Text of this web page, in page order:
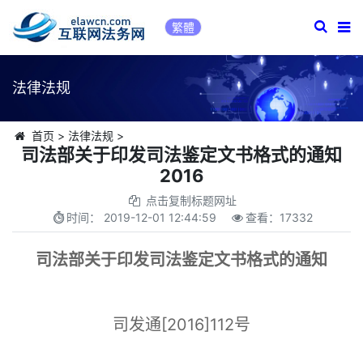
繁體
法律法规
首页 > 法律法规 >
司法部关于印发司法鉴定文书格式的通知
2016
点击复制标题网址
时间： 2019-12-01 12:44:59 查看： 17332
司法部关于印发司法鉴定文书格式的通知
司发通[2016]112号